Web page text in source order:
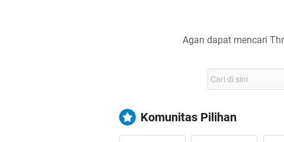
Agan dapat mencari
Komunitas Pilihan